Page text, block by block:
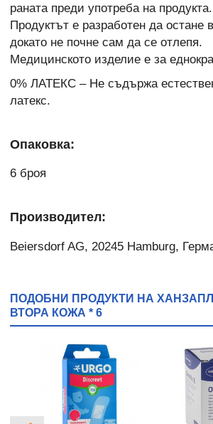
раната преди употреба на продукта.
Продуктът е разработен да остане
докато не почне сам да се отлепя.
Медицинското изделие е за
0% ЛАТЕКС – Не съдържа
латекс.
Опаковка:
6 броя
Производител:
Beiersdorf AG, 20245 Hamburg,
ПОДОБНИ ПРОДУКТИ НА
ВТОРА КОЖА * 6